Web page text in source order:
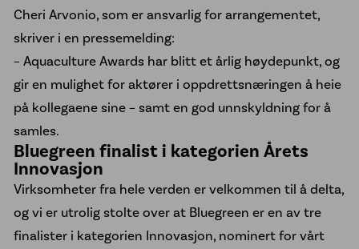
Cheri Arvonio, som er ansvarlig for arrangementet,
skriver i en pressemelding:
– Aquaculture Awards har blitt et årlig høydepunkt, og
gir en mulighet for aktører i oppdrettsnæringen å heie
på kollegaene sine – samt en god unnskyldning for å
samles.
Bluegreen finalist i kategorien Årets
Innovasjon
Virksomheter fra hele verden er velkommen til å delta,
og vi er utrolig stolte over at Bluegreen er en av tre
finalister i kategorien Innovasjon, nominert for vårt